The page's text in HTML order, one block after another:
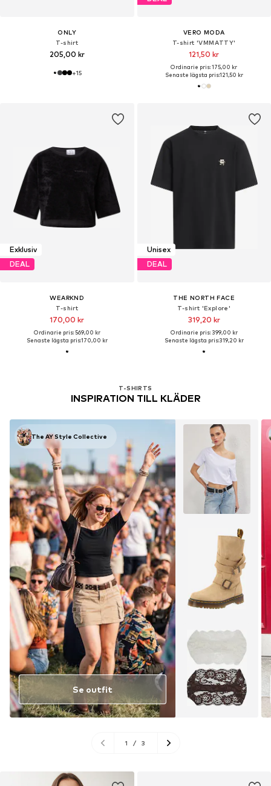
ONLY
T-shirt
205,00 kr
+15
VERO MODA
T-shirt 'VMMATTY'
121,50 kr
Ordinarie pris: 175,00 kr
Senaste lägsta pris:121,50 kr
Exklusiv
DEAL
WEARKND
T-shirt
170,00 kr
Ordinarie pris: 569,00 kr
Senaste lägsta pris:170,00 kr
T-SHIRTS
INSPIRATION TILL KLÄDER
The AY Style Collective
Se outfit
1 / 3
Unisex
DEAL
THE NORTH FACE
T-shirt 'Explore'
319,20 kr
Ordinarie pris: 399,00 kr
Senaste lägsta pris:319,20 kr